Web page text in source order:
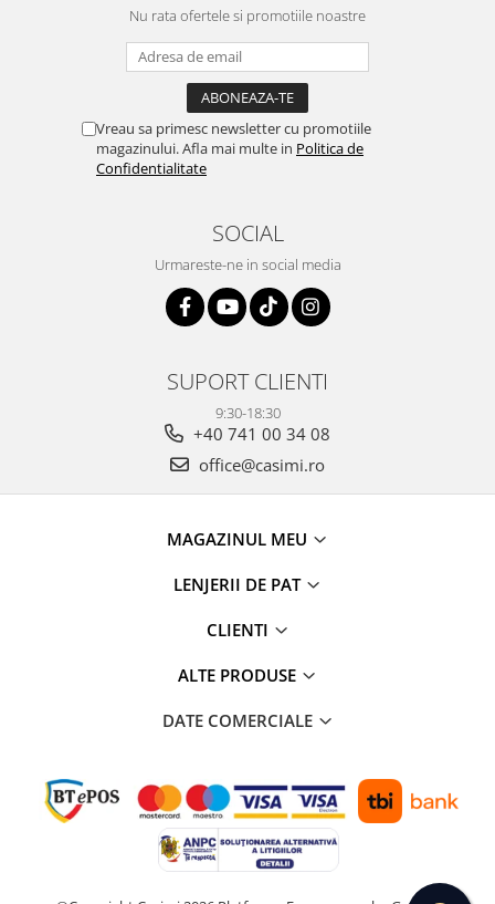
Nu rata ofertele si promotiile noastre
Vreau sa primesc newsletter cu promotiile
magazinului. Afla mai multe in Politica de
Confidentialitate
SOCIAL
Urmareste-ne in social media
SUPORT CLIENTI
9:30-18:30
+40 741 00 34 08
office@casimi.ro
MAGAZINUL MEU
LENJERII DE PAT
CLIENTI
ALTE PRODUSE
DATE COMERCIALE